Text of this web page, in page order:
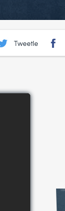
Tweetle